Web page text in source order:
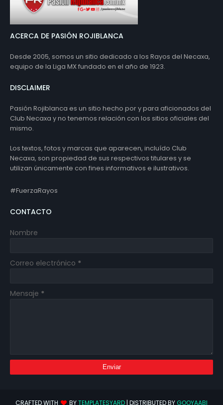
ACERCA DE PASIÓN ROJIBLANCA
Desde 2005, somos un sitio dedicado a los Rayos del Necaxa,
equipo de la Liga MX fundado en el año de 1923.
DISCLAIMER
Pasión Rojiblanca es un sitio hecho por y para aficionados del
Club Necaxa y no tenemos relación con los sitios oficiales del
mismo.
Los textos, fotos y marcas que aparecen, incluído Club
Necaxa, son propiedad de sus respectivos titulares y se
utilizan únicamente con fines informativos e ilustrativos.
#FuerzaRayos
CONTACTO
Nombre
Correo electrónico *
Mensaje *
CRAFTED WITH BYTEMPLATESYARD | DISTRIBUTED BY GOOYAABI